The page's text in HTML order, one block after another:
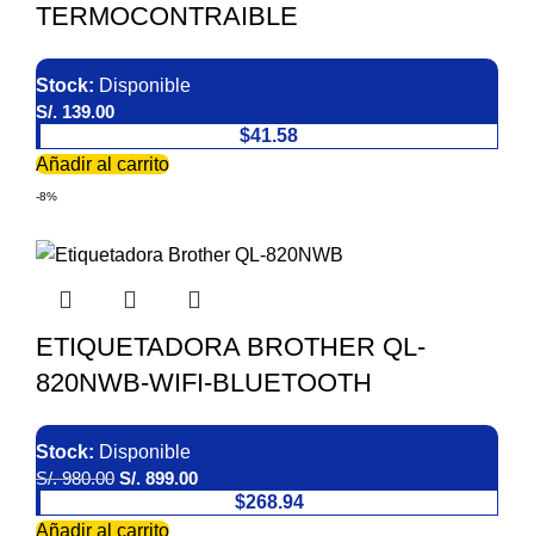
TERMOCONTRAIBLE
Stock: Disponible
S/. 139.00
$41.58
Añadir al carrito
-8%
ETIQUETADORA BROTHER QL-
820NWB-WIFI-BLUETOOTH
Stock: Disponible
S/.980.00 S/. 899.00
$268.94
Añadir al carrito